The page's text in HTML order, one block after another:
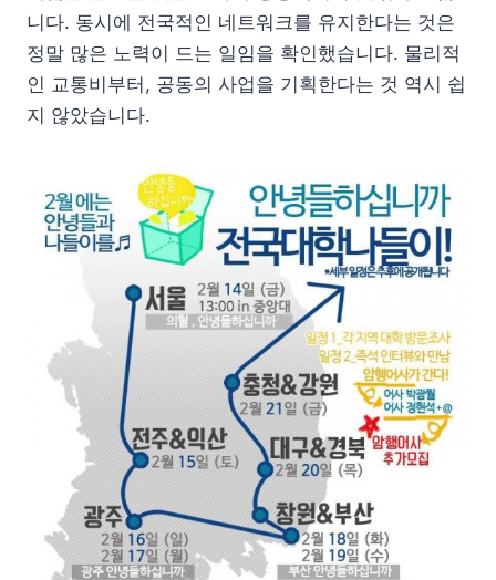
니다. 동시에 전국적인 네트워크를 유지한다는 것은
정말 많은 노력이 드는 일임을 확인했습니다. 물리적
인 교통비부터, 공동의 사업을 기획한다는 것 역시 쉽
지 않았습니다.